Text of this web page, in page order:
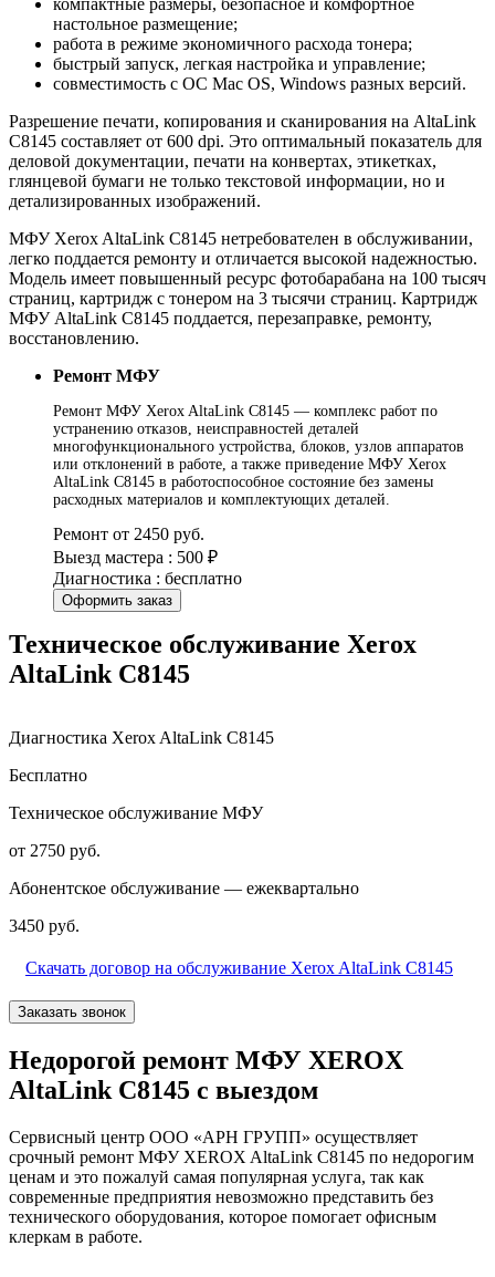
настольное размещение;
работа в режиме экономичного расхода тонера;
быстрый запуск, легкая настройка и управление;
совместимость с ОС Mac OS, Windows разных версий.
Разрешение печати, копирования и сканирования на AltaLink
C8145 составляет от 600 dpi. Это оптимальный показатель для
деловой документации, печати на конвертах, этикетках,
глянцевой бумаги не только текстовой информации, но и
детализированных изображений.
МФУ Xerox AltaLink C8145 нетребователен в обслуживании,
легко поддается ремонту и отличается высокой надежностью.
Модель имеет повышенный ресурс фотобарабана на 100 тысяч
страниц, картридж с тонером на 3 тысячи страниц. Картридж
МФУ AltaLink C8145 поддается, перезаправке, ремонту,
восстановлению.
Ремонт МФУ
Ремонт МФУ Xerox AltaLink C8145 — комплекс работ по
устранению отказов, неисправностей деталей
многофункционального устройства, блоков, узлов аппаратов
или отклонений в работе, а также приведение МФУ Xerox
AltaLink C8145 в работоспособное состояние без замены
расходных материалов и комплектующих деталей.
Ремонт от 2450 руб.
Выезд мастера : 500 ₽
Диагностика : бесплатно
Оформить заказ
Техническое обслуживание Xerox
AltaLink C8145
Диагностика Xerox AltaLink C8145
Бесплатно
Техническое обслуживание МФУ
от 2750 руб.
Абонентское обслуживание — ежеквартально
3450 руб.
Скачать договор на обслуживание Xerox AltaLink C8145
Заказать звонок
Недорогой ремонт МФУ XEROX
AltaLink C8145 с выездом
Сервисный центр ООО «АРН ГРУПП» осуществляет
срочный ремонт МФУ XEROX AltaLink C8145 по недорогим
ценам и это пожалуй самая популярная услуга, так как
современные предприятия невозможно представить без
технического оборудования, которое помогает офисным
клеркам в работе.